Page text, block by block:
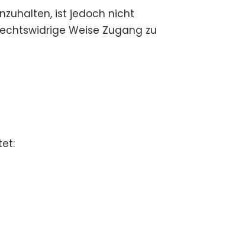
ist jedoch nicht
Weise Zugang zu